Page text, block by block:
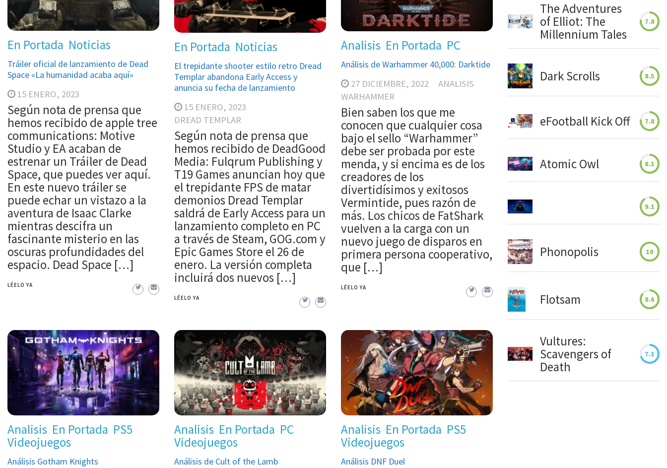
En Portada Noticias
Tráiler oficial de lanzamiento de Dead
Space «La humanidad acaba aquí»
15 ENERO, 2023
Según nota de prensa que
hemos recibido de apple tree
communications: Motive
Studio y EA acaban de
estrenar un Tráiler de Dead
Space, que puedes ver aquí.
En este nuevo tráiler se
puede echar un vistazo a la
aventura de Isaac Clarke
mientras descifra un
fascinante misterio en las
oscuras profundidades del
espacio. Dead Space […]
LÉELO YA
En Portada Noticias
El trepidante shooter estilo retro Dread
Templar abandona Early Access y
anuncia su fecha de lanzamiento
15 ENERO, 2023
DREAD TEMPLAR
Según nota de prensa que
hemos recibido de DeadGood
Media: Fulqrum Publishing y
T19 Games anuncian hoy que
el trepidante FPS de matar
demonios Dread Templar
saldrá de Early Access para un
lanzamiento completo en PC
a través de Steam, GOG.com y
Epic Games Store el 26 de
enero. La versión completa
incluirá dos nuevos […]
LÉELO YA
Analisis En Portada PC
Análisis de Warhammer 40,000: Darktide
27 DICIEMBRE, 2022
ANALISIS
WARHAMMER
Bien saben los que me
conocen que cualquier cosa
bajo el sello “Warhammer”
debe ser probada por este
menda, y si encima es de los
creadores de los
divertidísimos y exitosos
Vermintide, pues razón de
más. Los chicos de FatShark
vuelven a la carga con un
nuevo juego de disparos en
primera persona cooperativo,
que […]
LÉELO YA
Analisis En Portada PS5
Videojuegos
Análisis Gotham Knights
Analisis En Portada PC
Videojuegos
Análisis de Cult of the Lamb
Analisis En Portada PS5
Videojuegos
Análisis DNF Duel
The Adventures
of Elliot: The
Millennium Tales
7.8
Dark Scrolls 8.5
eFootball Kick Off 7.8
Atomic Owl 8.1
9.1
Phonopolis 10
Flotsam 8.6
Vultures:
Scavengers of
Death
7.1